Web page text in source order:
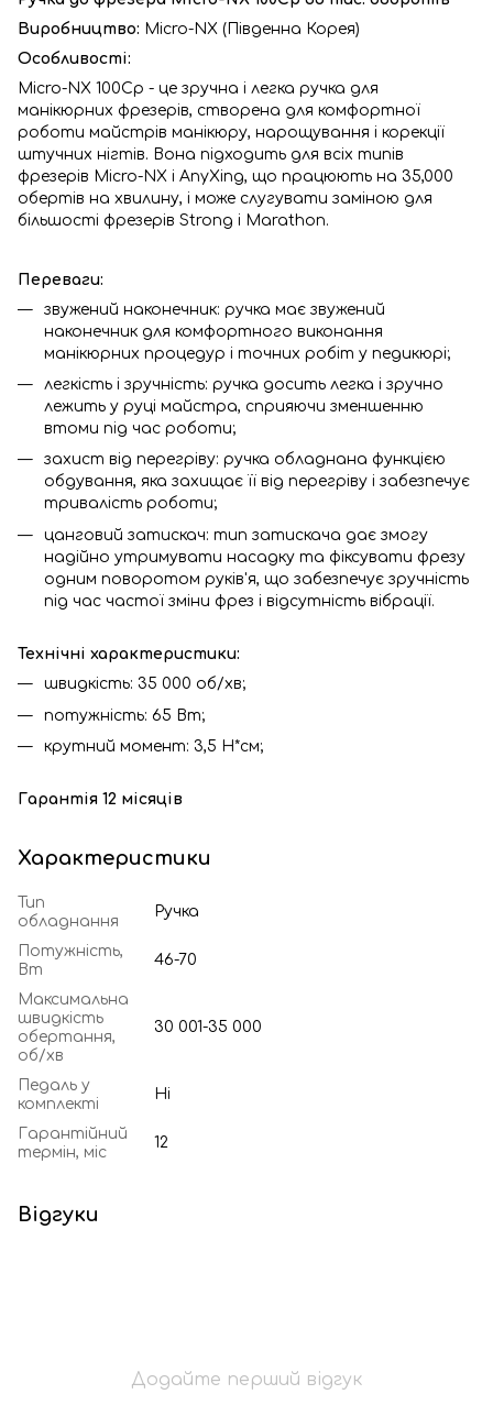
Виробництво: Micro-NX (Південна Корея)
Особливості:
Micro-NX 100Cp - це зручна і легка ручка для
манікюрних фрезерів, створена для комфортної
роботи майстрів манікюру, нарощування і корекції
штучних нігтів. Вона підходить для всіх типів
фрезерів Micro-NX і AnyXing, що працюють на 35,000
обертів на хвилину, і може слугувати заміною для
більшості фрезерів Strong і Marathon.
Переваги:
звужений наконечник: ручка має звужений
наконечник для комфортного виконання
манікюрних процедур і точних робіт у педикюрі;
легкість і зручність: ручка досить легка і зручно
лежить у руці майстра, сприяючи зменшенню
втоми під час роботи;
захист від перегріву: ручка обладнана функцією
обдування, яка захищає її від перегріву і забезпечує
тривалість роботи;
цанговий затискач: тип затискача дає змогу
надійно утримувати насадку та фіксувати фрезу
одним поворотом руків'я, що забезпечує зручність
під час частої зміни фрез і відсутність вібрації.
Технічні характеристики:
швидкість: 35 000 об/хв;
потужність: 65 Вт;
крутний момент: 3,5 Н*см;
Гарантія 12 місяців
Характеристики
Тип
обладнання
Ручка
Потужність,
Вт
46-70
Максимальна
швидкість
обертання,
об/хв
30 001-35 000
Педаль у
комплекті
Ні
Гарантійний
термін, міс
12
Відгуки
Додайте перший відгук